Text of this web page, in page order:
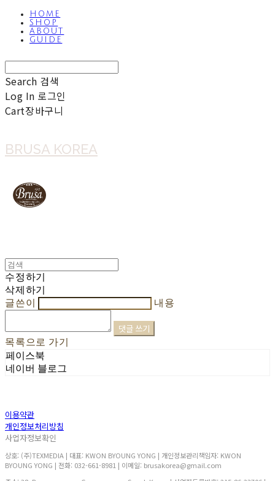
HOME
SHOP
ABOUT
GUIDE
Search 검색
Log In 로그인
Cart장바구니
BRUSA KOREA
수정하기
삭제하기
글쓴이
내용
댓글 쓰기
목록으로 가기
페이스북
네이버 블로그
이용약관
개인정보처리방침
사업자정보확인
상호: (주)TEXMEDIA | 대표: KWON BYOUNG YONG | 개인정보관리책임자: KWON
BYOUNG YONG | 전화: 032-661-8981 | 이메일: brusakorea@gmail.com